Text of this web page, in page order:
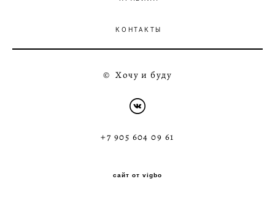
КОНТАКТЫ
© Хочу и буду
+7 905 604 09 61
сайт от vigbo